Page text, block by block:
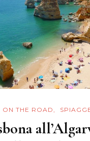
ON THE ROAD